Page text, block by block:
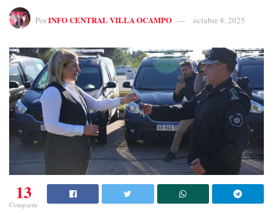
PorINFO CENTRAL VILLA OCAMPO octubre 8, 2025
13
Compartir